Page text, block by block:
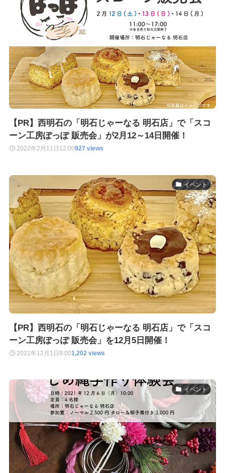
【PR】西明石の「明石じゃーなる 明石店」で「スコ
ーン工房ぽっぽ 販売会」が2月12～14日開催！
2022年2月11日 12:00927 views
イベント
【PR】西明石の「明石じゃーなる 明石店」で「スコ
ーン工房ぽっぽ 販売会」を12月5日開催！
2021年12月1日 9:001,202 views
イベント